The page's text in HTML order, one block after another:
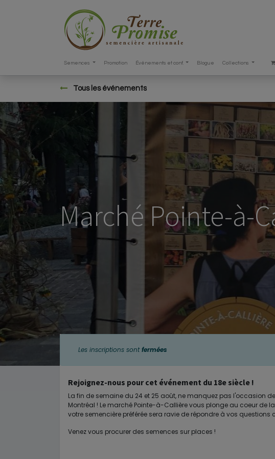
Semences Promotion Événements et conf. Blogue Collections
Tous les événements
Marché Pointe-à-
Les inscriptions sontfermées
Rejoignez-nous pour cet événement du 18e siècle !
La fin de semaine du 24 et 25 août, ne manquez pas l'occasion
Montréal ! Le marché Pointe-à-Callière vous plonge au coeur de
votre semencière préférée sera ravie de répondre à vos questions
Venez vous procurer des semences sur places !